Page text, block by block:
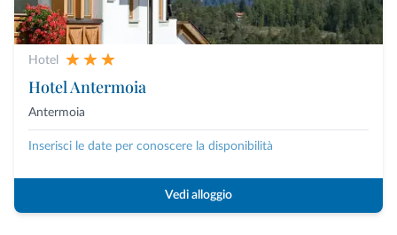
Hotel
Hotel Antermoia
Antermoia
Inserisci le date per conoscere la disponibilità
Vedi alloggio